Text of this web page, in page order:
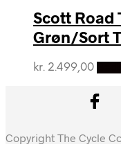
Scott Road
Grøn/Sort
kr. 2.499,00
Copyright The Cycle